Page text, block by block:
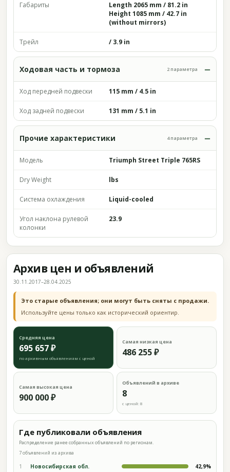
Габариты
Length 2065 mm / 81.2 in
Height 1085 mm / 42.7 in
(without mirrors)
Трейл / 3.9 in
Ходовая часть и тормоза 2 параметра
Ход передней подвески 115 mm / 4.5 in
Ход задней подвески 131 mm / 5.1 in
Прочие характеристики 4 параметра
Модель Triumph Street Triple 765RS
Dry Weight lbs
Система охлаждения Liquid-cooled
Угол наклона рулевой
колонки
23.9
Архив цен и объявлений
30.11.2017–28.04.2025
Это старые объявления; они могут быть сняты с продажи.
Используйте цены только как исторический ориентир.
Средняя цена
695 657 ₽
по архивным объявлениям с ценой
Самая низкая цена
486 255 ₽
Самая высокая цена
900 000 ₽
Объявлений в архиве
8
с ценой: 8
Где публиковали объявления
Распределение ранее собранных объявлений по регионам.
7 объявлений из архива
1 Новосибирская обл. 42,9%